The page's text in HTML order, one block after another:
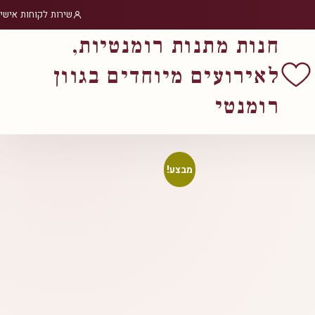
שירות לקוחות אישי
חנות מתנות רומנטיות,
לאירועים מיוחדים בגוון
רומנטי
מבצע!